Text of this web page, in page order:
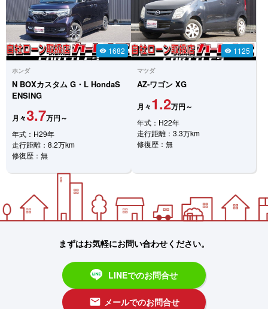
visibility 1682
ホンダ
N BOXカスタム G・L HondaS
ENSING
月々3.7万円～
年式：H29年
走行距離：8.2万km
修復歴：無
visibility 1125
マツダ
AZ-ワゴン XG
月々1.2万円～
年式：H22年
走行距離：3.3万km
修復歴：無
まずはお気軽にお問い合わせください。
LINEでのお問合せ
email メールでのお問合せ